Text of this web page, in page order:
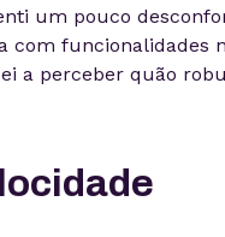
um pouco
com funcionalidades
a perceber quão